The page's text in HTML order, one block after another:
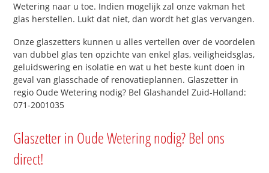
Wetering naar u toe. Indien mogelijk zal onze vakman het
glas herstellen. Lukt dat niet, dan wordt het glas vervangen.
Onze glaszetters kunnen u alles vertellen over de voordelen
van dubbel glas ten opzichte van enkel glas, veiligheidsglas,
geluidswering en isolatie en wat u het beste kunt doen in
geval van glasschade of renovatieplannen. Glaszetter in
regio Oude Wetering nodig? Bel Glashandel Zuid-Holland:
071-2001035
Glaszetter in Oude Wetering nodig? Bel ons
direct!